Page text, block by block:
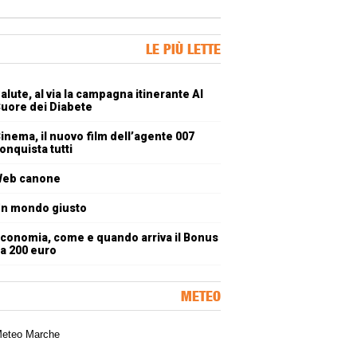
LE PIÙ LETTE
al via la campagna itinerante Al
dei Diabete
il nuovo film dell’agente 007
tutti
canone
mondo giusto
come e quando arriva il Bonus
200 euro
METEO
meteorologica delle Marche